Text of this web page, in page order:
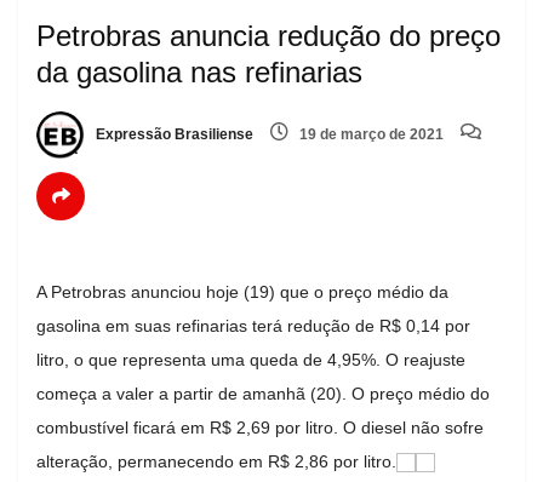
Petrobras anuncia redução do preço
da gasolina nas refinarias
Expressão Brasiliense 19 de março de 2021
A Petrobras anunciou hoje (19) que o preço médio da
gasolina em suas refinarias terá redução de R$ 0,14 por
litro, o que representa uma queda de 4,95%. O reajuste
começa a valer a partir de amanhã (20). O preço médio do
combustível ficará em R$ 2,69 por litro. O diesel não sofre
alteração, permanecendo em R$ 2,86 por litro.